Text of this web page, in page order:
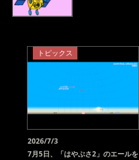
トピックス
2026/7/3
7月5日、「はやぶさ2」のエールを